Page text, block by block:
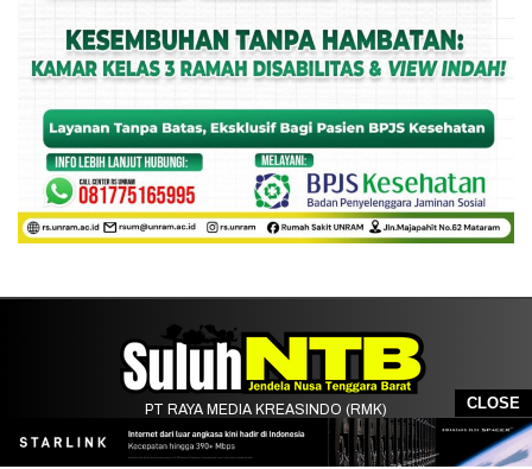
CLOSE
PT RAYA MEDIA KREASINDO (RMK)
Kantor Pusat/Rukan:
Komplek Ruko Villa Harmoni Nomor 4 , By Pass Mataram-